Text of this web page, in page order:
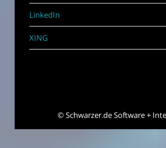
LinkedIn
XING
©Schwarzer.de Software +